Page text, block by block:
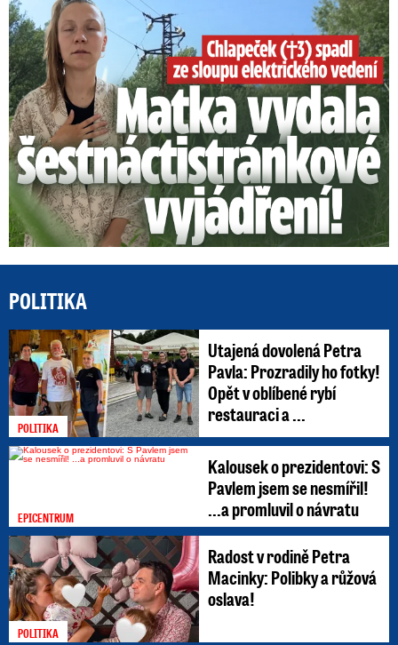
Smrtelný pád chlapce: Matka vydala vyjádření na 16 stran
POLITIKA
POLITIKA
Utajená dovolená Petra
Pavla: Prozradily ho fotky!
Opět v oblíbené rybí
restauraci a ...
EPICENTRUM
Kalousek o prezidentovi: S
Pavlem jsem se nesmířil!
...a promluvil o návratu
POLITIKA
Radost v rodině Petra
Macinky: Polibky a růžová
oslava!